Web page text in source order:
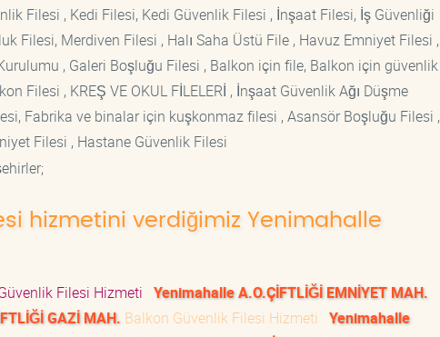
Filesi , Kedi Filesi, Kedi Güvenlik Filesi , İnşaat Filesi, İş Güvenliği
Filesi, Merdiven Filesi , Halı Saha Üstü File , Havuz Emniyet Filesi ,
, Galeri Boşluğu Filesi , Balkon için file, Balkon için güvenlik
Filesi , KREŞ VE OKUL FİLELERİ , İnşaat Güvenlik Ağı Düşme
Fabrika ve binalar için kuşkonmaz filesi , Asansör Boşluğu Filesi ,
Filesi , Hastane Güvenlik Filesi
hizmetini verdiğimiz Yenimahalle
Filesi Hizmeti Yenimahalle A.O.ÇİFTLİĞİ EMNİYET MAH.
GAZİ MAH. Balkon Güvenlik Filesi Hizmeti Yenimahalle